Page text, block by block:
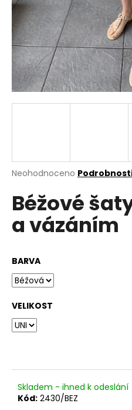
Průměrné
produktu
je
z
Neohodnoceno
Béžové
a vázáním
BARVA
VELIKOST
Skladem - ihned k odeslání
Kód: 2430/BEZ
a
j
í
t
?
o
p
o
č
u
j
e
m
e